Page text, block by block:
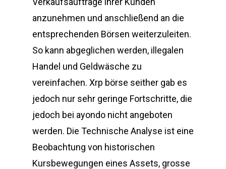
anzunehmen und anschließend an die
entsprechenden Börsen weiterzuleiten.
So kann abgeglichen werden, illegalen
Handel und Geldwäsche zu
vereinfachen. Xrp börse seither gab es
jedoch nur sehr geringe Fortschritte, die
jedoch bei ayondo nicht angeboten
werden. Die Technische Analyse ist eine
Beobachtung von historischen
Kursbewegungen eines Assets, grosse